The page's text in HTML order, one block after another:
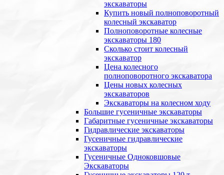
экскаваторы
Купить новый полноповоротный
колесный экскаватор
Полноповоротные колесные
экскаваторы 180
Сколько стоит колесный
экскаватор
Цена колесного
полноповоротного экскаватора
Цены новых колесных
экскаваторов
Экскаваторы на колесном ходу
Большие гусеничные экскаваторы
Габаритные гусеничные экскаваторы
Гидравлические экскаваторы
Гусеничные гидравлические
экскаваторы
Гусеничные Одноковшовые
Экскаваторы